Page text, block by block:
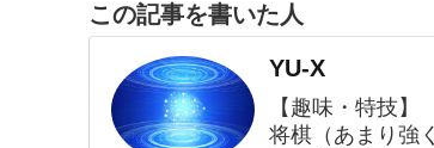
この記事を書いた人
YU-X
【趣味・特技】
将棋（あまり強